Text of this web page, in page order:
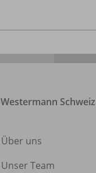
Westermann Schweiz
Über uns
Unser Team